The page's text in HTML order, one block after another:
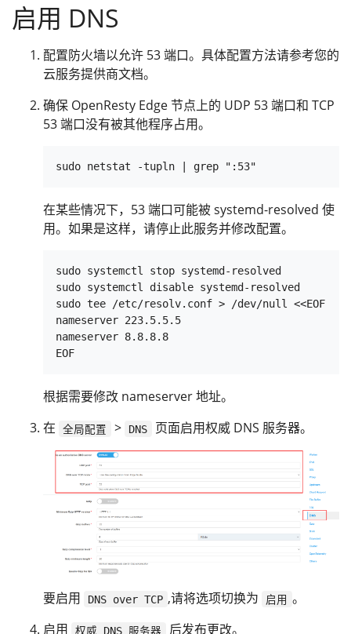
启用 DNS
配置防火墙以允许 53 端口。具体配置方法请参考您的
云服务提供商文档。
确保 OpenResty Edge 节点上的 UDP 53 端口和 TCP
53 端口没有被其他程序占用。
在某些情况下，53 端口可能被 systemd-resolved 使
用。如果是这样，请停止此服务并修改配置。
sudo systemctl stop systemd-resolved
sudo systemctl disable systemd-resolved
sudo tee /etc/resolv.conf > /dev/null <<EOF
nameserver 223.5.5.5
nameserver 8.8.8.8
根据需要修改 nameserver 地址。
在
全局配置 > DNS 页面启用权威 DNS 服务器。
要启用 DNS over TCP ,请将选项切换为 启用 。
启用
权威 DNS 服务器 后发布更改。